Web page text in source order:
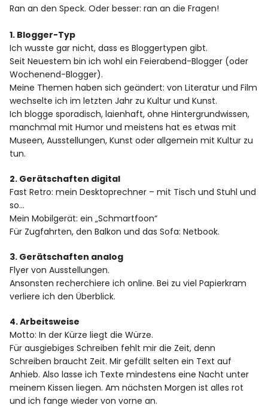
Ran an den Speck. Oder besser: ran an die Fragen!
1. Blogger-Typ
Ich wusste gar nicht, dass es Bloggertypen gibt.
Seit Neuestem bin ich wohl ein Feierabend-Blogger (oder
Wochenend-Blogger).
Meine Themen haben sich geändert: von Literatur und Film
wechselte ich im letzten Jahr zu Kultur und Kunst.
Ich blogge sporadisch, laienhaft, ohne Hintergrundwissen,
manchmal mit Humor und meistens hat es etwas mit
Museen, Ausstellungen, Kunst oder allgemein mit Kultur zu
tun.
2. Gerätschaften digital
Fast Retro: mein Desktoprechner – mit Tisch und Stuhl und
so…
Mein Mobilgerät: ein „Schmartfoon“
Für Zugfahrten, den Balkon und das Sofa: Netbook.
3. Gerätschaften analog
Flyer von Ausstellungen.
Ansonsten recherchiere ich online. Bei zu viel Papierkram
verliere ich den Überblick.
4. Arbeitsweise
Motto: In der Kürze liegt die Würze.
Für ausgiebiges Schreiben fehlt mir die Zeit, denn
Schreiben braucht Zeit. Mir gefällt selten ein Text auf
Anhieb. Also lasse ich Texte mindestens eine Nacht unter
meinem Kissen liegen. Am nächsten Morgen ist alles rot
und ich fange wieder von vorne an.